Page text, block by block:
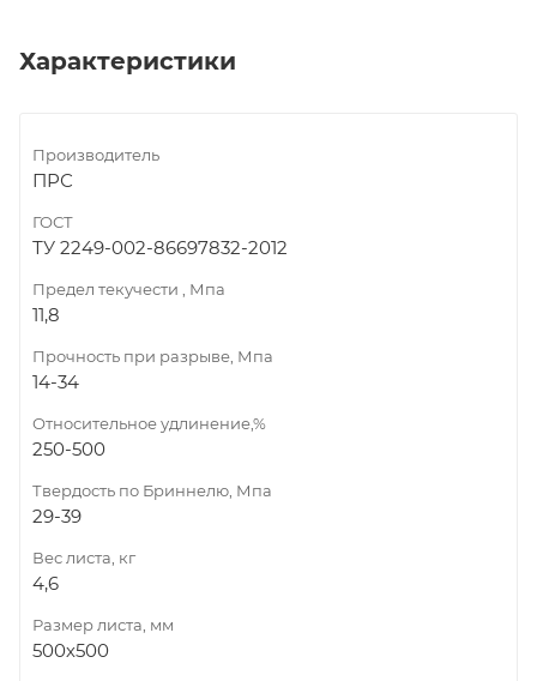
Характеристики
Производитель
ПРС
ГОСТ
ТУ 2249-002-86697832-2012
Предел текучести , Мпа
11,8
Прочность при разрыве, Мпа
14-34
Относительное удлинение,%
250-500
Твердость по Бриннелю, Мпа
29-39
Вес листа, кг
4,6
Размер листа, мм
500х500